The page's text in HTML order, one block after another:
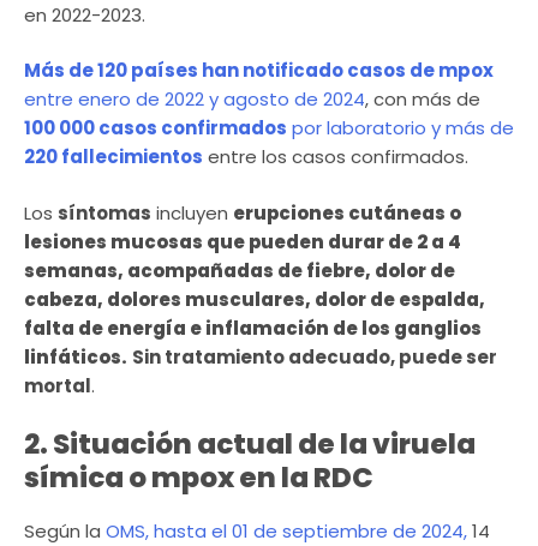
en 2022-2023.
Más de 120 países han notificado casos de mpox
entre enero de 2022 y agosto de 2024, con más de
100 000 casos confirmados por laboratorio y más de
220 fallecimientos entre los casos confirmados.
Los síntomas incluyen erupciones cutáneas o
lesiones mucosas que pueden durar de 2 a 4
semanas, acompañadas de fiebre, dolor de
cabeza, dolores musculares, dolor de espalda,
falta de energía e inflamación de los ganglios
linfáticos. Sin tratamiento adecuado, puede ser
mortal.
2. Situación actual de la viruela
símica o mpox en la RDC
Según la OMS, hasta el 01 de septiembre de 2024,14